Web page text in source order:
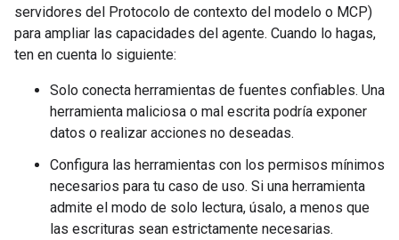
servidores del Protocolo de contexto del modelo o MCP)
para ampliar las capacidades del agente. Cuando lo hagas,
ten en cuenta lo siguiente:
Solo conecta herramientas de fuentes confiables. Una
herramienta maliciosa o mal escrita podría exponer
datos o realizar acciones no deseadas.
Configura las herramientas con los permisos mínimos
necesarios para tu caso de uso. Si una herramienta
admite el modo de solo lectura, úsalo, a menos que
las escrituras sean estrictamente necesarias.